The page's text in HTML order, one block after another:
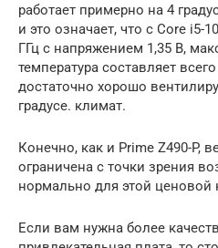
работает примерно на 4
и это означает, что с Core i5-
ГГц с напряжением 1,35 В,
температура составляет
достаточно хорошо
градусе. климат.
Конечно, как и Prime Z490-P,
ограничена с точки зрения
нормально для этой ценовой
Если вам нужна более